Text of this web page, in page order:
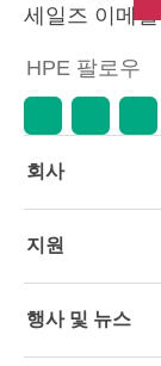
습니
수명
이
지
세일즈 이메
HPE 팔로우
회사
HPE 소개
지원
운영 지원 서비스
행사 및 뉴스